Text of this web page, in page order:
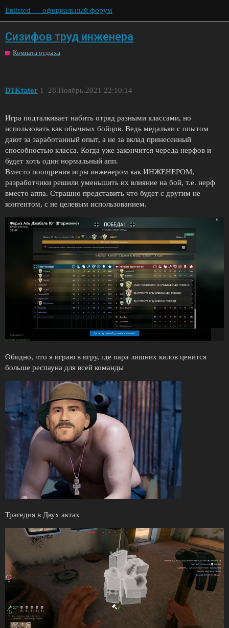
Enlisted — официальный форум
Сизифов труд инженера
Комната отдыха
D1Ktator 28.Ноябрь.2021 22:10:14
1
Игра подталкивает набить отряд разными классами, но
использовать как обычных бойцов. Ведь медальки с опытом
дают за заработанный опыт, а не за вклад принесенный
способностью класса. Когда уже закончится череда нерфов и
будет хоть один нормальный апп.
Вместо поощрения игры инженером как ИНЖЕНЕРОМ,
разработчики решили уменьшить их влияние на бой, т.е. нерф
вместо аппа. Страшно представить что будет с другим не
контентом, с не целевым использованием.
Обидно, что я играю в игру, где пара лишних килов ценится
больше респауна для всей команды
Трагедия в Двух актах